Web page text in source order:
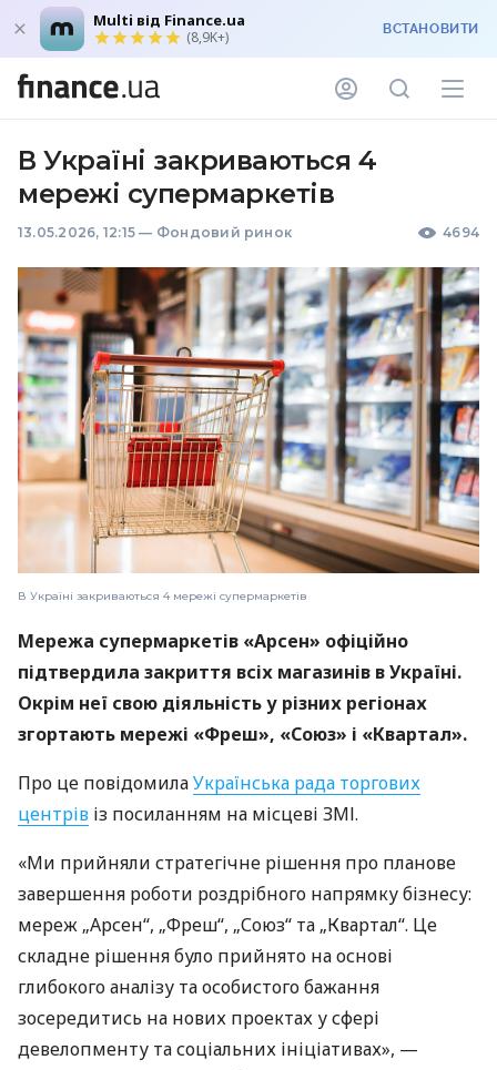
Multi від Finance.ua
(8,9K+) ВСТАНОВИТИ
В Україні закриваються 4
мережі супермаркетів
13.05.2026, 12:15 — Фондовий ринок 4694
В Україні закриваються 4 мережі супермаркетів
Мережа супермаркетів «Арсен» офіційно
підтвердила закриття всіх магазинів в Україні.
Окрім неї свою діяльність у різних регіонах
згортають мережі «Фреш», «Союз» і «Квартал».
Про це повідомилаУкраїнська рада торгових
центрів із посиланням на місцеві ЗМІ.
«Ми прийняли стратегічне рішення про планове
завершення роботи роздрібного напрямку бізнесу:
мереж „Арсен“, „Фреш“, „Союз“ та „Квартал“. Це
складне рішення було прийнято на основі
глибокого аналізу та особистого бажання
зосередитись на нових проектах у сфері
девелопменту та соціальних ініціативах», —